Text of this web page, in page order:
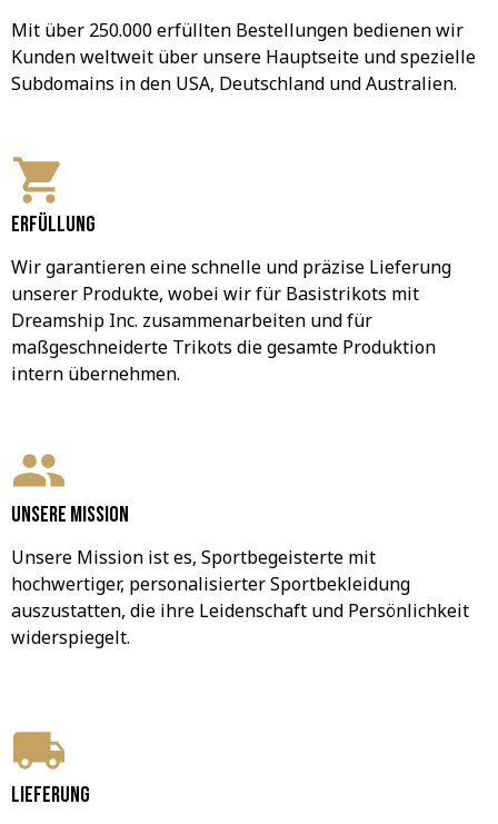
Mit über 250.000 erfüllten Bestellungen bedienen wir
Kunden weltweit über unsere Hauptseite und spezielle
Subdomains in den USA, Deutschland und Australien.
Erfüllung
Wir garantieren eine schnelle und präzise Lieferung
unserer Produkte, wobei wir für Basistrikots mit
Dreamship Inc. zusammenarbeiten und für
maßgeschneiderte Trikots die gesamte Produktion
intern übernehmen.
Unsere Mission
Unsere Mission ist es, Sportbegeisterte mit
hochwertiger, personalisierter Sportbekleidung
auszustatten, die ihre Leidenschaft und Persönlichkeit
widerspiegelt.
Lieferung